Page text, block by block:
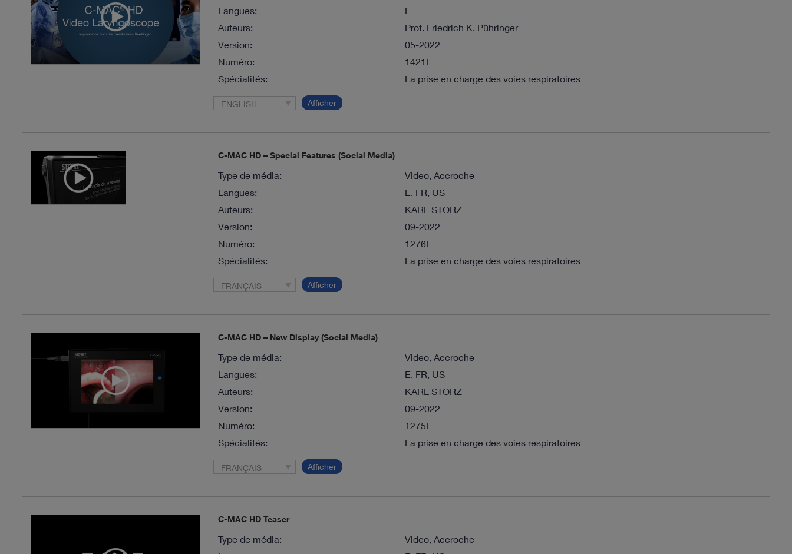
Langues:
E
Auteurs:
Prof. Friedrich K. Pühringer
Version:
05-2022
Numéro:
1421E
Spécialités:
La prise en charge des voies respiratoires
ENGLISH Afficher
C-MAC HD – Special Features (Social Media)
Type de média:
Video, Accroche
Langues:
E, FR, US
Auteurs:
KARL STORZ
Version:
09-2022
Numéro:
1276F
Spécialités:
La prise en charge des voies respiratoires
FRANÇAIS Afficher
C-MAC HD – New Display (Social Media)
Type de média:
Video, Accroche
Langues:
E, FR, US
Auteurs:
KARL STORZ
Version:
09-2022
Numéro:
1275F
Spécialités:
La prise en charge des voies respiratoires
FRANÇAIS Afficher
C-MAC HD Teaser
Type de média:
Video, Accroche